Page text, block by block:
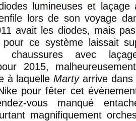
lumineuses et
lors de son voyage
avait les diodes, mais
ce système laissait
avec
2015,
à laquelleMartyarrive dans
pour fêter cet
vous manqué
magnifiquement